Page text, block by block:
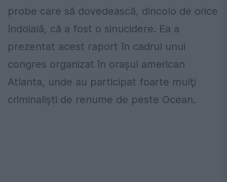
probe care să dovedească, dincolo de orice
îndoială, că a fost o sinucidere. Ea a
prezentat acest raport în cadrul unui
congres organizat în oraşul american
Atlanta, unde au participat foarte mulţi
criminalişti de renume de peste Ocean.